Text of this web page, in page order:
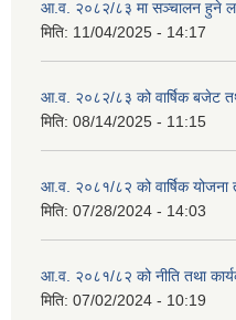
आ.व. २०८२/८३ मा सञ्चालन हुने
मिति: 11/04/2025 - 14:17
आ.व. २०८२/८३ को वार्षिक बजेट
मिति: 08/14/2025 - 11:15
आ.व. २०८१/८२ को वार्षिक योजना
मिति: 07/28/2024 - 14:03
आ.व. २०८१/८२ को नीति तथा
मिति: 07/02/2024 - 10:19